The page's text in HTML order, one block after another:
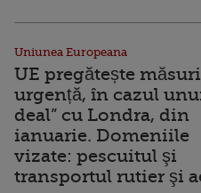
Uniunea Europeana
UE pregătește
urgență, în cazul
deal” cu Londra, din
ianuarie. Domeniile
vizate: pescuitul şi
transportul rutier şi